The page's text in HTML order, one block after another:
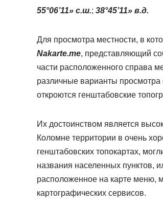
55°06’11» с.ш.; 38°45’11» в.д.
Для просмотра местности, в
Nakarte.me, представляющий
части расположенного справа
различные варианты
откроются генштабовские
Их достоинством является
Коломне территории в очень
генштабовских топокартах,
названия населенных пунктов,
расположенное на карте меню,
картографических сервисов.